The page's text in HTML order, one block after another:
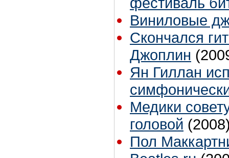
Виниловые
Скончался
Джоплин
Ян Гиллан
Медики
головой
Пол